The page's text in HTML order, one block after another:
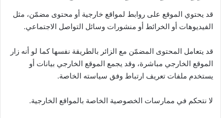
قد يحتوي الموقع على روابط لمواقع خارجية أو محتوى مضمّن، مثل
الفيديوهات أو الخرائط أو منشورات وسائل التواصل الاجتماعي.
قد يتعامل المحتوى المضمّن مع الزائر بالطريقة نفسها كما لو أنه زار
الموقع الخارجي مباشرة، وقد يجمع الموقع الخارجي بيانات أو
يستخدم ملفات تعريف ارتباط وفق سياسته الخاصة.
لا نتحكم في ممارسات الخصوصية الخاصة بالمواقع الخارجية.